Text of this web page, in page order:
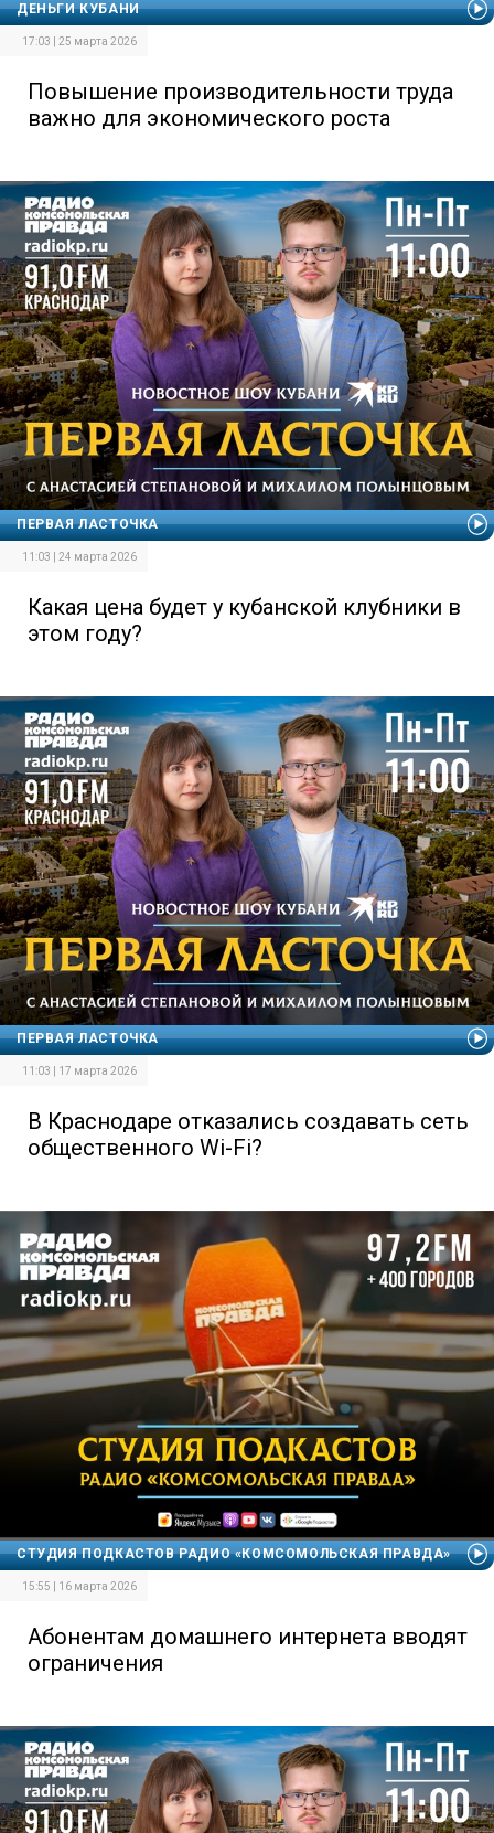
ДЕНЬГИ КУБАНИ
17:03 | 25 марта 2026
Повышение производительности труда
важно для экономического роста
ПЕРВАЯ ЛАСТОЧКА
11:03 | 24 марта 2026
Какая цена будет у кубанской клубники в
этом году?
ПЕРВАЯ ЛАСТОЧКА
11:03 | 17 марта 2026
В Краснодаре отказались создавать сеть
общественного Wi-Fi?
СТУДИЯ ПОДКАСТОВ РАДИО «КОМСОМОЛЬСКАЯ ПРАВДА»
15:55 | 16 марта 2026
Абонентам домашнего интернета вводят
ограничения